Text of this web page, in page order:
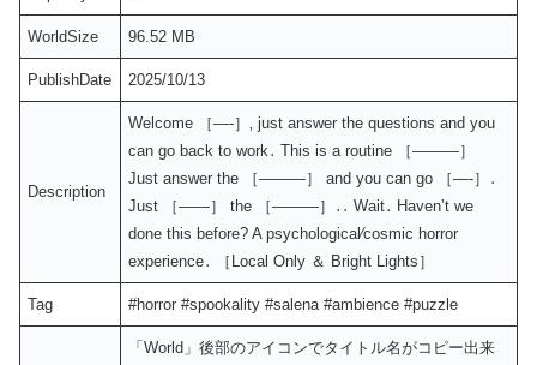
WorldSize 96.52 MB
PublishDate 2025/10/13
Description
Welcome ［—-］‚ just answer the questions and you
can go back to work․ This is a routine ［———］
Just answer the ［———］ and you can go ［—-］․
Just ［——］ the ［———］․․ Wait․ Haven’t we
done this before? A psychological⁄cosmic horror
experience․ ［Local Only ＆ Bright Lights］
Tag #horror #spookality #salena #ambience #puzzle
「World」後部のアイコンでタイトル名がコピー出来